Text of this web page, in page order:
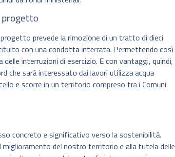
progetto
prevede la rimozione di un tratto di dieci
con una condotta interrata. Permettendo così
interruzioni di esercizio. E con vantaggi, quindi,
che sarà interessato dai lavori utilizza acqua
e scorre in un territorio compreso tra i Comuni
concreto e significativo verso la sostenibilità.
del nostro territorio e alla tutela delle